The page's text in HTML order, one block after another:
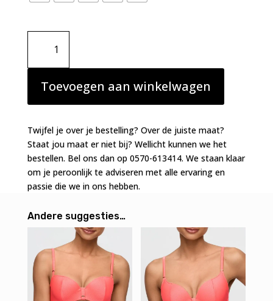
Marie
Swim
Cassie
bikini
slip
Fiesta
aantal
Toevoegen aan winkelwagen
Twijfel je over je bestelling? Over de juiste maat?
Staat jou maat er niet bij? Wellicht kunnen we het
bestellen. Bel ons dan op 0570-613414. We staan klaar
om je peroonlijk te adviseren met alle ervaring en
passie die we in ons hebben.
Andere suggesties…